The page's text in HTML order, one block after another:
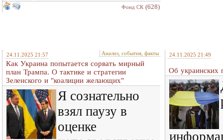
Фонд СК (628)
24.11.2025 21:57 Анализ, события, факты
Как Украина попытается сорвать мирный
план Трампа. О тактике и стратегии
Зеленского и "коалиции желающих"
Я сознательно
взял паузу в
оценке
24.11.2025 21:49
Об украинских